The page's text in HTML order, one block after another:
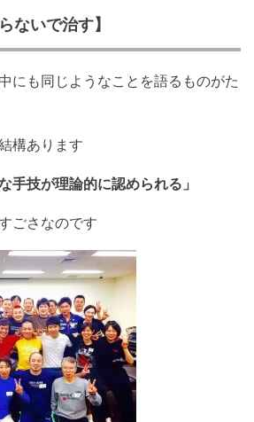
ないで治す】
にも同じようなことを語るものがた
構あります
手技が理論的に認められる」
ごさなのです